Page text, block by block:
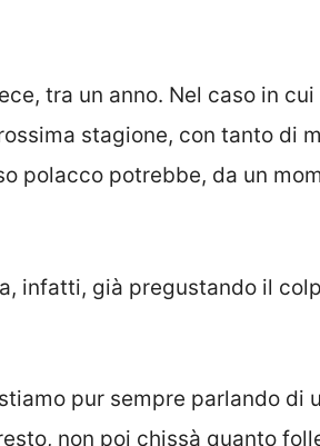
tra un anno. Nel caso in cui
stagione, con tanto di
polacco potrebbe, da un
infatti, già pregustando il
pur sempre parlando di
non poi chissà quanto